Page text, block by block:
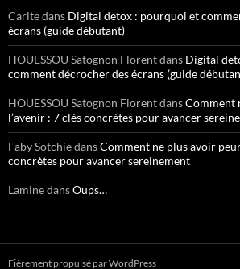
Carltedans Digital detox : pourquoi et
écrans (guide débutant)
HOUESSOU Satognon Florentdans Digital
comment décrocher des écrans (guide
HOUESSOU Satognon FlorentdansComment
l’avenir : 7 clés concrètes pour avancer
Faby SotchiedansComment ne plus avoir
concrètes pour avancer sereinement
LaminedansOups…
Fièrement propulsé par WordPress